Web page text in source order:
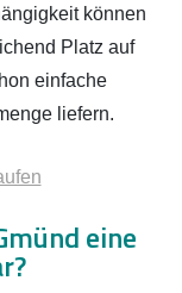
können
Platz auf
einfache
liefern.
eine